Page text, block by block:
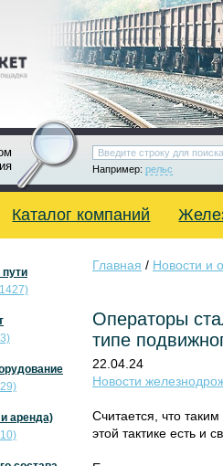
Например: рельс
Каталог компаний
Главная / Новости и
Операторы
типе
22.04.24
Новости
Считается, что
этой тактике есть и
аренда)